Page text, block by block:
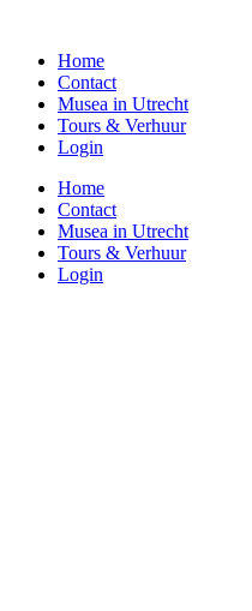
Home
Contact
Musea in Utrecht
Tours & Verhuur
Login
Home
Contact
Musea in Utrecht
Tours & Verhuur
Login